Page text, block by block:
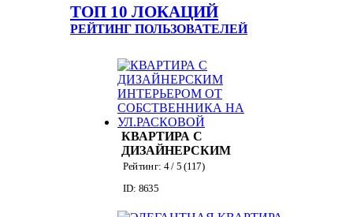
ТОП 10 ЛОКАЦИЙ
РЕЙТИНГ ПОЛЬЗОВАТЕЛЕЙ
КВАРТИРА С
ДИЗАЙНЕРСКИМ
ИНТЕРЬЕРОМ ОТ
НА УЛ.РАСКОВОЙ
Рейтинг: 4/ 5 (117)
ID: 8635